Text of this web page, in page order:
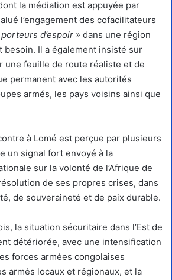
la médiation est appuyée par
l’engagement des cofacilitateurs
porteurs d’espoir » dans une région
besoin. Il a également insisté sur
une feuille de route réaliste et de
permanent avec les autorités
armés, les pays voisins ainsi que
à Lomé est perçue par plusieurs
un signal fort envoyé à la
sur la volonté de l’Afrique de
de ses propres crises, dans
de souveraineté et de paix durable.
la situation sécuritaire dans l’Est de
détériorée, avec une intensification
forces armées congolaises
armés locaux et régionaux, et la